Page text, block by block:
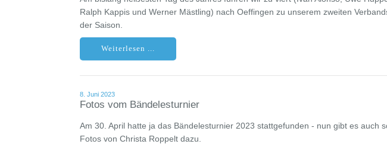
Ralph Kappis und Werner Mästling) nach Oeffingen zu unserem zweiten
der Saison.
Weiterlesen ...
8. Juni 2023
Fotos vom Bändelesturnier
Am 30. April hatte ja das Bändelesturnier 2023 stattgefunden - nun gibt es auch
Fotos von Christa Roppelt dazu.